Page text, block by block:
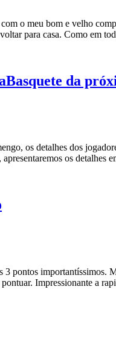
o meu bom e velho
para casa. Como em
da
os detalhes dos
os
pontos
Impressionante a